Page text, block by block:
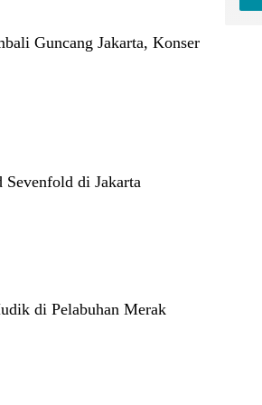
Guncang Jakarta, Konser
di Jakarta
di Pelabuhan Merak